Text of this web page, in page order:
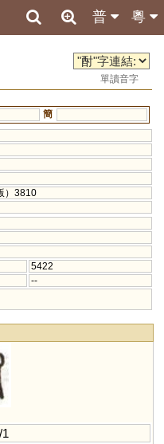
粵
普
單讀音字
簡
）3810
5422
--
1